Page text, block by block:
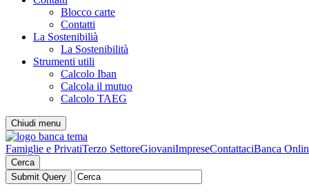
Blocco carte
Contatti
La Sostenibilià
La Sostenibilità
Strumenti utili
Calcolo Iban
Calcola il mutuo
Calcolo TAEG
Chiudi menu
Famiglie e PrivatiTerzo SettoreGiovaniImpreseContattaciBanca
Cerca